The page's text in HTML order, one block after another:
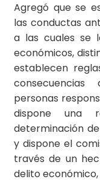
Agregó que se
las conductas
a las cuales se
económicos,
establecen
personas
dispone una
determinación
y dispone el
través de un
delito